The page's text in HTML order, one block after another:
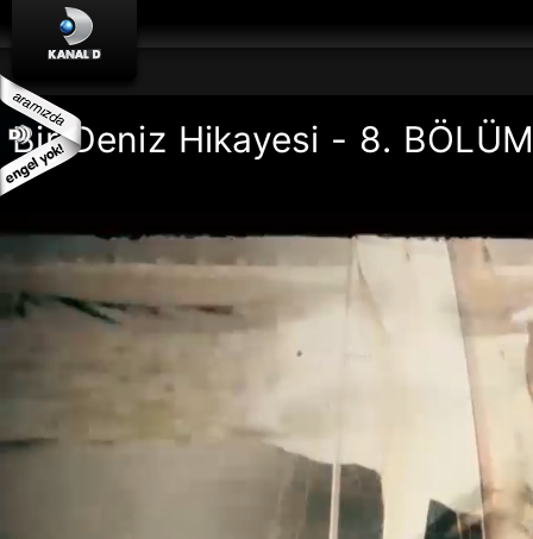
Bir Deniz Hikayesi - 8.